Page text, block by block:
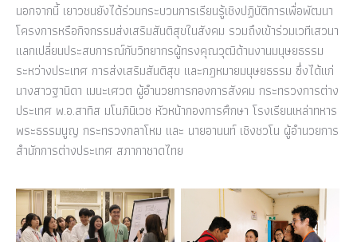
นอกจากนี้ เยาวชนยังได้ร่วมกระบวนการเรียนรู้เชิงปฏิบัติการเพื่อพัฒนา
โครงการหรือกิจกรรมส่งเสริมสันติสุขในสังคม รวมถึงเข้าร่วมเวทีเสวนา
แลกเปลี่ยนประสบการณ์กับวิทยากรผู้ทรงคุณวุฒิด้านงานมนุษยธรรม
ระหว่างประเทศ การส่งเสริมสันติสุข และกฎหมายมนุษยธรรม ซึ่งได้แก่
นางสาวฐานิดา เมนะเศวต ผู้อำนวยการกองการสังคม กระทรวงการต่าง
ประเทศ พ.อ.สาทิส มโนภินิเวช หัวหน้ากองการศึกษา โรงเรียนเหล่าทหาร
พระธรรมนูญ กระทรวงกลาโหม และ นายอานนท์ เชิงชวโน ผู้อำนวยการ
สำนักการต่างประเทศ สภากาชาดไทย